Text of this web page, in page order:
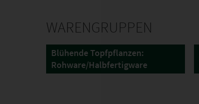
WARENGRUPPEN
Blühende Topfpflanzen:
Rohware/Halbfertigware